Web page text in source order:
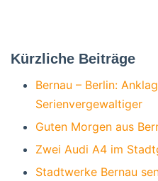
Kürzliche Beiträge
Bernau – Berlin:
Serienvergewaltiger
Guten Morgen aus
Zwei Audi A4 im
Stadtwerke Bernau